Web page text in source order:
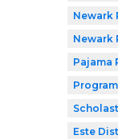
Newark
Newark
Pajama
Este